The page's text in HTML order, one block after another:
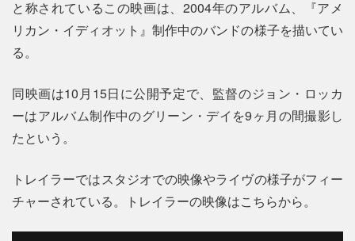
と称されているこの映画は、2004年のアルバム、『アメ
リカン・イディオット』制作中のバンドの様子を描いてい
る。
同映画は10月15日に公開予定で、監督のジョン・ロッカ
ーはアルバム制作中のグリーン・デイを9ヶ月の間撮影し
たという。
トレイラーではスタジオでの映像やライヴの様子がフィー
チャーされている。トレイラーの映像はこちらから。